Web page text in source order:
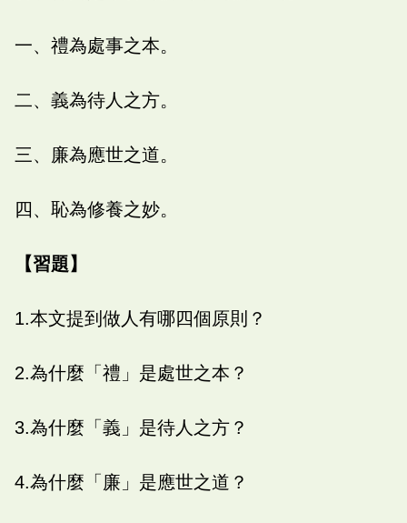
一、禮為處事之本。
二、義為待人之方。
三、廉為應世之道。
四、恥為修養之妙。
【習題】
1.本文提到做人有哪四個原則？
2.為什麼「禮」是處世之本？
3.為什麼「義」是待人之方？
4.為什麼「廉」是應世之道？